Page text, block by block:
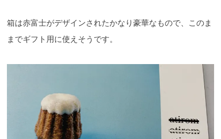
箱は赤富士がデザインされたかなり豪華なもので、このま
までギフト用に使えそうです。